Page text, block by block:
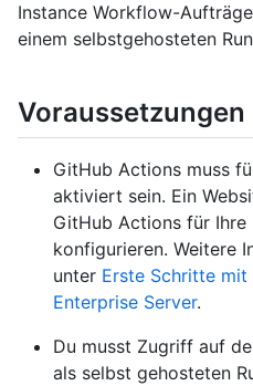
Instance Workflow-
einem selbstgehosteten
Voraussetzungen
GitHub Actions muss
aktiviert sein. Ein
GitHub Actions für
konfigurieren. Weitere
unter Erste Schritte
Enterprise Server.
Du musst Zugriff auf
als selbst gehosteten